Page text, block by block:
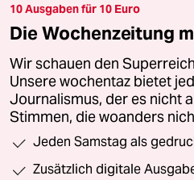
10 Ausgaben für 10 Euro
Die Wochenzeitung
Wir schauen den
Unsere wochentaz bietet
Journalismus, der es nicht
Stimmen, die woanders
Jeden Samstag als
Zusätzlich digitale